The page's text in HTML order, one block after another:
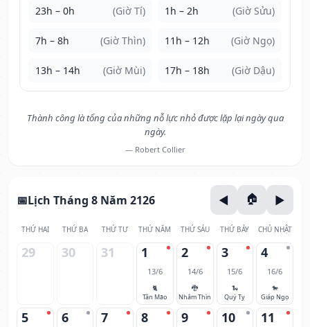
23h – 0h (Giờ Tí) 1h – 2h (Giờ Sửu)
7h – 8h (Giờ Thìn) 11h – 12h (Giờ Ngọ)
13h – 14h (Giờ Mùi) 17h – 18h (Giờ Dậu)
Thành công là tổng của những nỗ lực nhỏ được lặp lại ngày qua
ngày.
— Robert Collier
Lịch Tháng 8 Năm 2126
THỨ HAI THỨ BA THỨ TƯ THỨ NĂM THỨ SÁU THỨ BẢY CHỦ NHẬT
29 30 31 1
13/6
🐈
Tân Mão
2
14/6
🐉
Nhâm Thìn
3
15/6
🐍
Quý Tỵ
4
16/6
🐎
Giáp Ngọ
5 6 7 8 9 10 11